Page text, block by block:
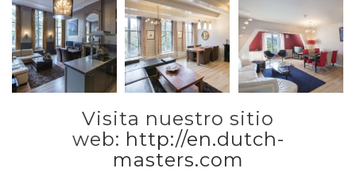
Visita nuestro sitio
web: http://en.dutch-
masters.com